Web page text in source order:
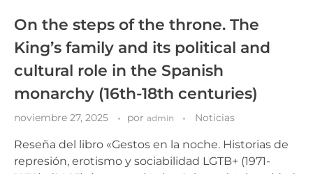
On the steps of the throne. The
King’s family and its political and
cultural role in the Spanish
monarchy (16th-18th centuries)
noviembre 27, 2025 por admin Noticias
Reseña del libro «Gestos en la noche. Historias de
represión, erotismo y sociabilidad LGTB+ (1971-